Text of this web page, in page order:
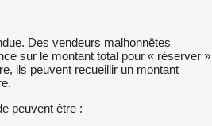
Des vendeurs malhonnêtes
sur le montant total pour « réserver »
ils peuvent recueillir un montant
peuvent être :